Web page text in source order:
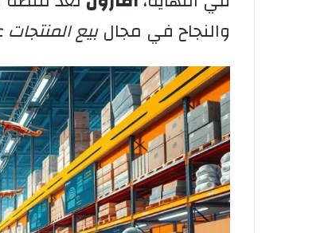
والنجاح في مجالبيع المنتجات